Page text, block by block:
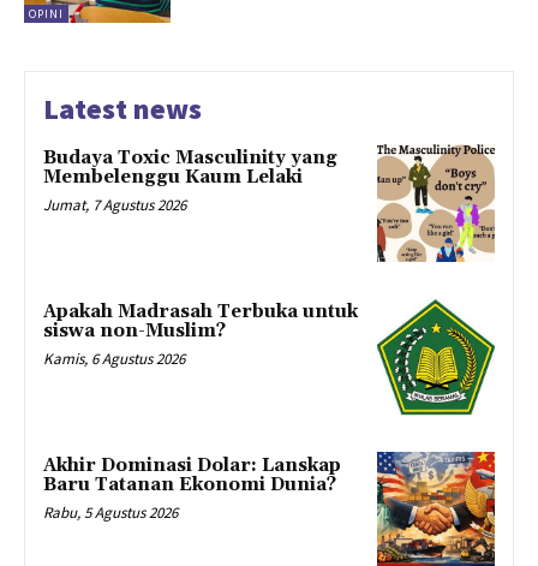
OPINI
Latest news
Budaya Toxic Masculinity yang
Membelenggu Kaum Lelaki
Jumat, 7 Agustus 2026
Apakah Madrasah Terbuka untuk
siswa non-Muslim?
Kamis, 6 Agustus 2026
Akhir Dominasi Dolar: Lanskap
Baru Tatanan Ekonomi Dunia?
Rabu, 5 Agustus 2026